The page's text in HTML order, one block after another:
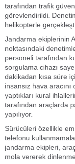
tarafından trafik
görevlendirildi.
helikopterle
Jandarma ekiplerinin
noktasındaki
personeli tarafından
sorgulama cihazı
dakikadan kısa süre
insansız hava
yaptıkları kural
tarafından araçlarda
yapılıyor.
Sürücüleri özellikle
telefonu
jandarma ekipleri,
mola vererek